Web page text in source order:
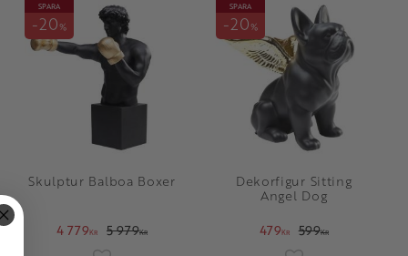
Skulptur Balboa Boxer
4 779KR 5 979KR
SPARA
20%
Dekorfigur Sitting
Angel Dog
479KR 599KR
SPARA
20%